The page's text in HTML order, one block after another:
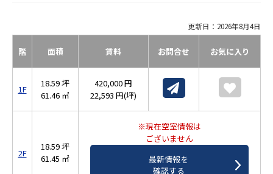
更新日：2026年8月4日
階 面積 賃料 お問合せ お気に入り
1F
18.59 坪
61.46 ㎡
420,000 円
22,593 円(坪)
2F
18.59 坪
61.45 ㎡
※現在空室情報は
ございません
最新情報を
確認する